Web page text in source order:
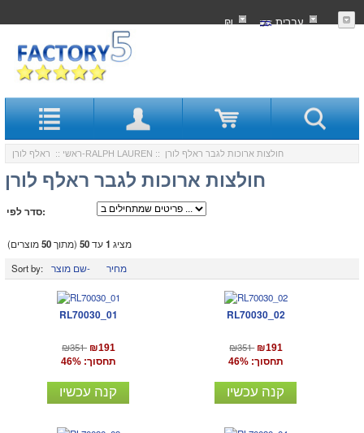
עִברִית ₪
ראשי :: ראלף לורן-RALPH LAUREN :: חולצות ארוכות לגבר ראלף לורן
חולצות ארוכות לגבר ראלף לורן
סדר לפי:
מציג 1עד50 (מתוך50מוצרים)
Sort by:
שם מוצר- מחיר
RL70030_01
₪351 ₪191
תחסוך: 46%
קנה עכשיו
RL70030_02
₪351 ₪191
תחסוך: 46%
קנה עכשיו